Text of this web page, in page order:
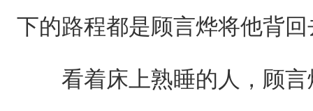
下的路程都是顾言烨将他背
看着床上熟睡的人，顾言